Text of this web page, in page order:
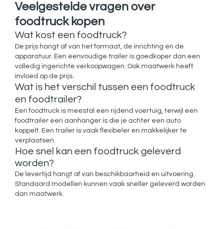
Veelgestelde vragen over
foodtruck kopen
Wat kost een foodtruck?
De prijs hangt af van het formaat, de inrichting en de
apparatuur. Een eenvoudige trailer is goedkoper dan een
volledig ingerichte verkoopwagen. Ook maatwerk heeft
invloed op de prijs.
Wat is het verschil tussen een foodtruck
en foodtrailer?
Een foodtruck is meestal een rijdend voertuig, terwijl een
foodtrailer een aanhanger is die je achter een auto
koppelt. Een trailer is vaak flexibeler en makkelijker te
verplaatsen.
Hoe snel kan een foodtruck geleverd
worden?
De levertijd hangt af van beschikbaarheid en uitvoering.
Standaard modellen kunnen vaak sneller geleverd worden
dan maatwerk.